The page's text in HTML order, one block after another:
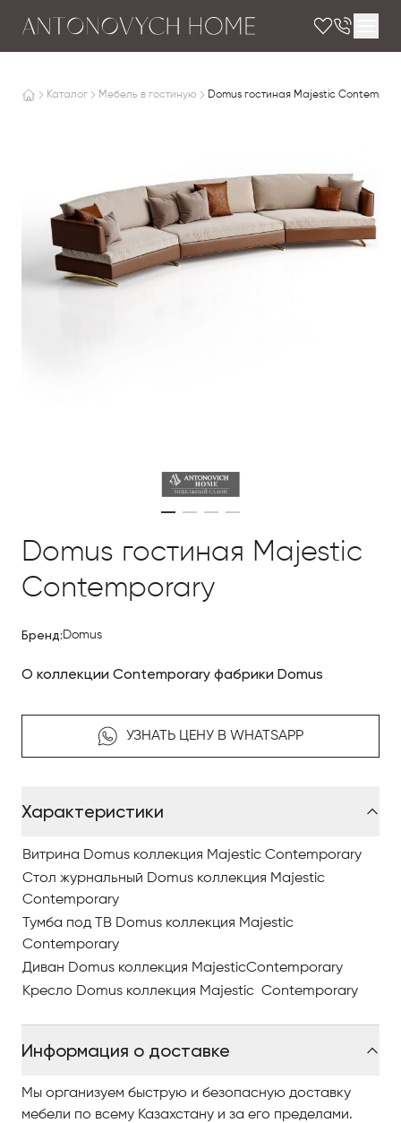
Каталог Мебель в гостиную Domus гостиная Majestic
Domus гостиная Majestic
Contemporary
Бренд: Domus
О коллекции Contemporary фабрики Domus
УЗНАТЬ ЦЕНУ В WHATSAPP
Характеристики
Витрина Domus коллекция Majestic Contemporary
Стол журнальный Domus коллекция Majestic
Contemporary
Тумба под ТВ Domus коллекция Majestic
Contemporary
Диван Domus коллекция MajesticContemporary
Кресло Domus коллекция Majestic Contemporary
Информация о доставке
Мы организуем быструю и безопасную доставку
мебели по всему Казахстану и за его пределами.